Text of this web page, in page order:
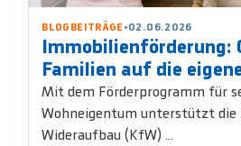
BLOGBEITRÄGE •02.06.2026
Immobilienförderung:
Familien auf die
Mit dem Förderprogramm für
Wohneigentum unterstützt
Wideraufbau (KfW) ...